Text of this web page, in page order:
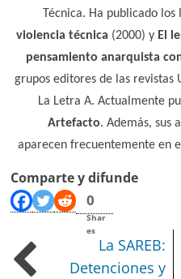
Técnica. Ha publicado los
violencia técnica (2000) y El
pensamiento anarquista
grupos editores de las revistas
La Letra A. Actualmente
Artefacto. Además, sus
aparecen frecuentemente en el
Comparte y difunde
0
Shar
es
La SAREB:
Detenciones y